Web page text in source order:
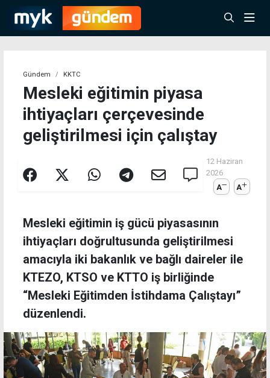
Gündem KKTC
Mesleki eğitimin piyasa
ihtiyaçları çerçevesinde
geliştirilmesi için çalıştay
12 Haziran
2026
A
A
Mesleki eğitimin iş gücü piyasasının
ihtiyaçları doğrultusunda geliştirilmesi
amacıyla iki bakanlık ve bağlı daireler ile
KTEZO, KTSO ve KTTO iş birliğinde
“Mesleki Eğitimden İstihdama Çalıştayı”
düzenlendi.